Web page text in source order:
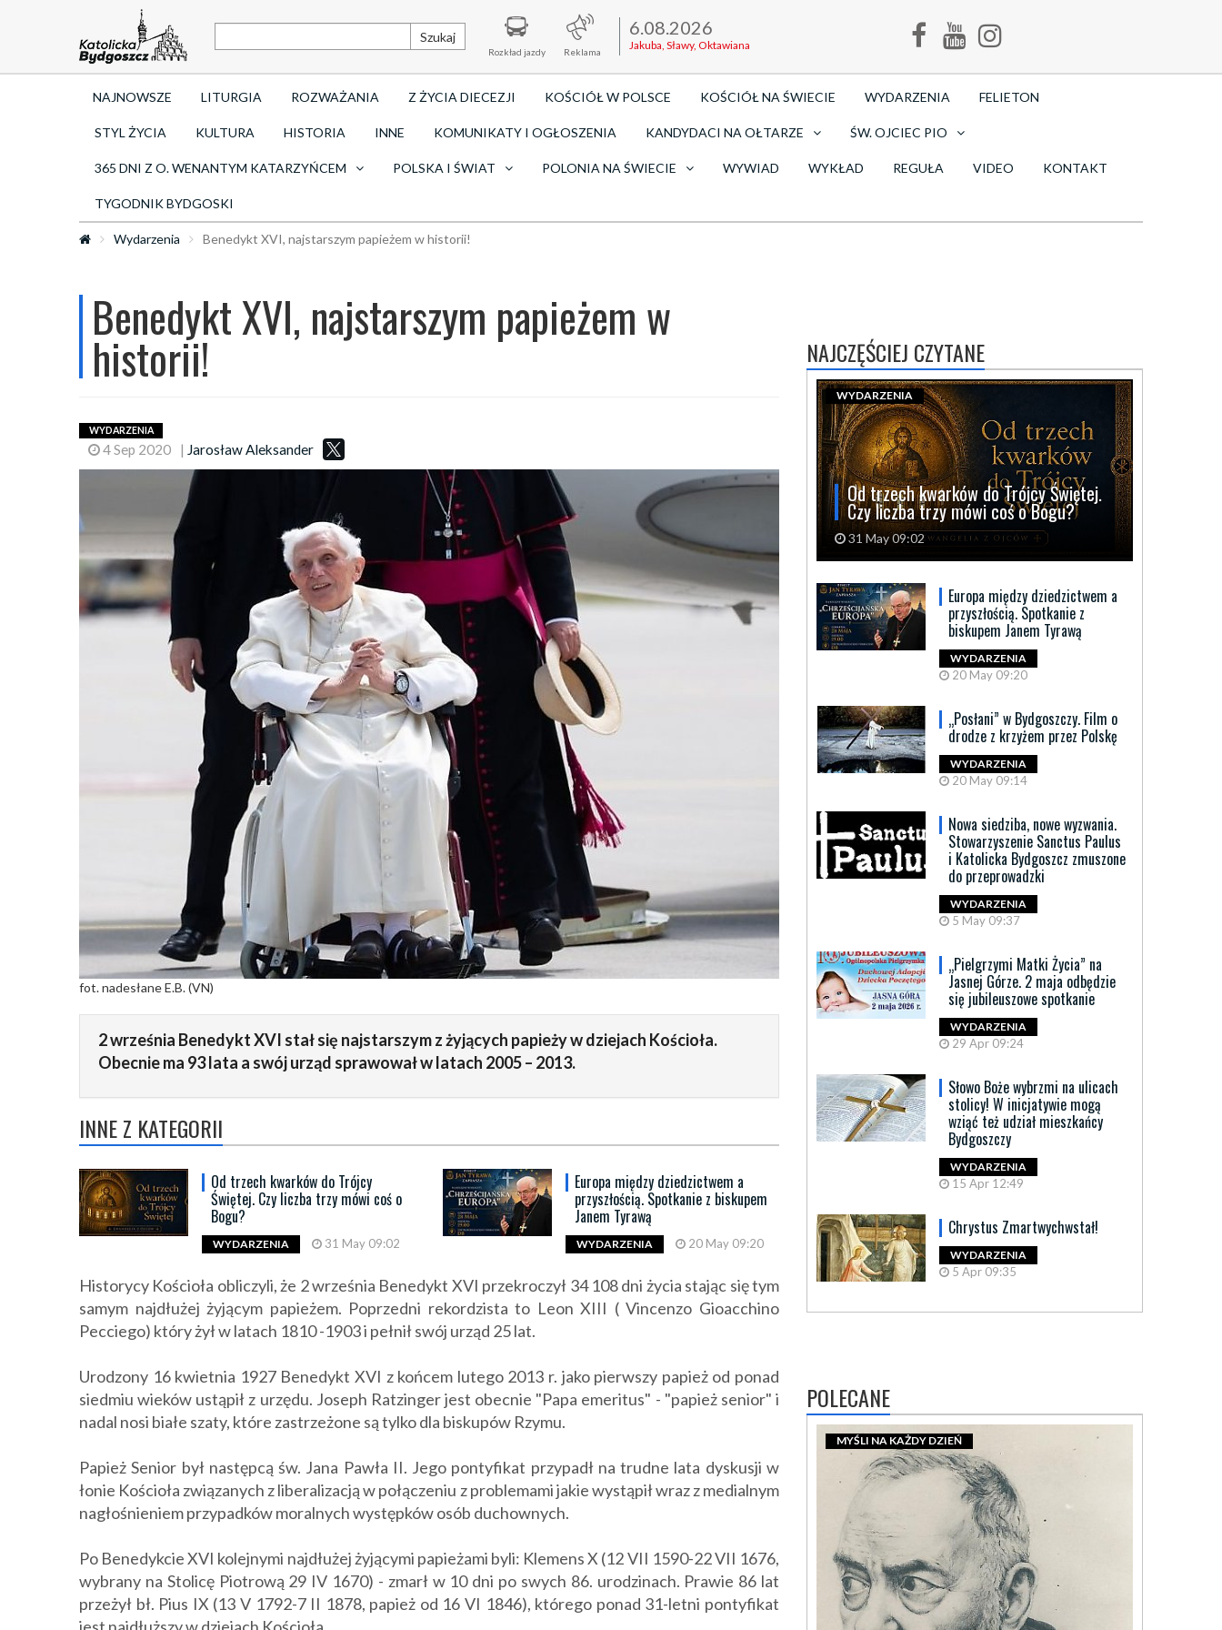
Szukaj
Rozkład jazdy Reklama
6.08.2026
Jakuba, Sławy, Oktawiana
NAJNOWSZE LITURGIA ROZWAŻANIA Z ŻYCIA DIECEZJI KOŚCIÓŁ W POLSCE KOŚCIÓŁ NA ŚWIECIE WYDARZENIA FELIETON
STYL ŻYCIA KULTURA HISTORIA INNE KOMUNIKATY I OGŁOSZENIA KANDYDACI NA OŁTARZE ŚW. OJCIEC PIO
365 DNI Z O. WENANTYM KATARZYŃCEM POLSKA I ŚWIAT POLONIA NA ŚWIECIE WYWIAD WYKŁAD REGUŁA VIDEO KONTAKT
TYGODNIK BYDGOSKI
Wydarzenia Benedykt XVI, najstarszym papieżem w historii!
Benedykt XVI, najstarszym papieżem w
historii!
WYDARZENIA
4 Sep 2020 | Jarosław Aleksander
fot. nadesłane E.B. (VN)
2 września Benedykt XVI stał się najstarszym z żyjących papieży w dziejach Kościoła.
Obecnie ma 93 lata a swój urząd sprawował w latach 2005 – 2013.
INNE Z KATEGORII
Od trzech kwarków do Trójcy
Świętej. Czy liczba trzy mówi coś o
Bogu?
WYDARZENIA 31 May 09:02
Europa między dziedzictwem a
przyszłością. Spotkanie z biskupem
Janem Tyrawą
WYDARZENIA 20 May 09:20
Historycy Kościoła obliczyli, że 2 września Benedykt XVI przekroczył 34 108 dni życia stając się tym
samym najdłużej żyjącym papieżem. Poprzedni rekordzista to Leon XIII ( Vincenzo Gioacchino
Pecciego) który żył w latach 1810 -1903 i pełnił swój urząd 25 lat.
Urodzony 16 kwietnia 1927 Benedykt XVI z końcem lutego 2013 r. jako pierwszy papież od ponad
siedmiu wieków ustąpił z urzędu. Joseph Ratzinger jest obecnie "Papa emeritus" - "papież senior" i
nadal nosi białe szaty, które zastrzeżone są tylko dla biskupów Rzymu.
Papież Senior był następcą św. Jana Pawła II. Jego pontyfikat przypadł na trudne lata dyskusji w
łonie Kościoła związanych z liberalizacją w połączeniu z problemami jakie wystąpił wraz z medialnym
nagłośnieniem przypadków moralnych występków osób duchownych.
Po Benedykcie XVI kolejnymi najdłużej żyjącymi papieżami byli: Klemens X (12 VII 1590-22 VII 1676,
wybrany na Stolicę Piotrową 29 IV 1670) - zmarł w 10 dni po swych 86. urodzinach. Prawie 86 lat
przeżył bł. Pius IX (13 V 1792-7 II 1878, papież od 16 VI 1846), którego ponad 31-letni pontyfikat
NAJCZĘŚCIEJ CZYTANE
Od trzech kwarków do Trójcy Świętej.
Czy liczba trzy mówi coś o Bogu?
31 May 09:02
WYDARZENIA
Europa między dziedzictwem a
przyszłością. Spotkanie z
biskupem Janem Tyrawą
WYDARZENIA
20 May 09:20
„Posłani” w Bydgoszczy. Film o
drodze z krzyżem przez Polskę
WYDARZENIA
20 May 09:14
Nowa siedziba, nowe wyzwania.
Stowarzyszenie Sanctus Paulus
i Katolicka Bydgoszcz zmuszone
do przeprowadzki
WYDARZENIA
5 May 09:37
„Pielgrzymi Matki Życia” na
Jasnej Górze. 2 maja odbędzie
się jubileuszowe spotkanie
WYDARZENIA
29 Apr 09:24
Słowo Boże wybrzmi na ulicach
stolicy! W inicjatywie mogą
wziąć też udział mieszkańcy
Bydgoszczy
WYDARZENIA
15 Apr 12:49
Chrystus Zmartwychwstał!
WYDARZENIA
5 Apr 09:35
POLECANE
MYŚLI NA KAŻDY DZIEŃ